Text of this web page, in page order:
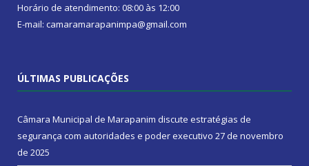
Horário de atendimento: 08:00 às 12:00
E-mail: camaramarapanimpa@gmail.com
ÚLTIMAS PUBLICAÇÕES
Câmara Municipal de Marapanim discute estratégias de
segurança com autoridades e poder executivo 27 de novembro
de 2025